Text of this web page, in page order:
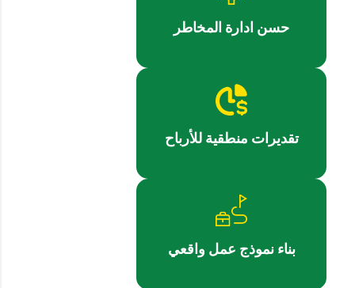
بناء نموذج عمل واقعي
تقديرات منطقية للأرباح
حسن ادارة المخاطر